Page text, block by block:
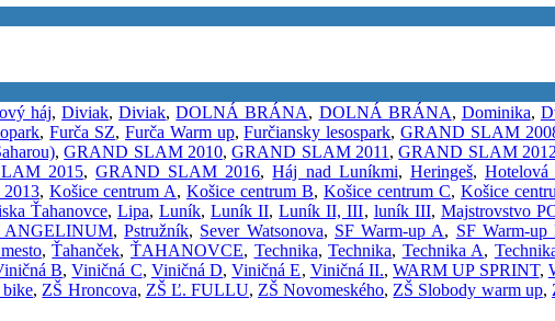
háj,Diviak,Diviak,DOLNÁ BRÁNA, DOLNÁ BRÁNA, Dominika,
,Furča SZ, Furča Warm up,Furčiansky lesospark,GRAND SLAM
,GRAND SLAM 2010,GRAND SLAM 2011,GRAND SLAM
2015,GRAND SLAM 2016,Háj nad Luníkmi, Heringeš, Hotelová
, Košice centrum A, Košice centrum B, Košice centrum C, Košice
Ťahanovce, Lipa, Luník,Luník II,Luník II, III, luník III, Majstrovstvo
ANGELINUM,Pstružník, Sever Watsonova, SF Warm-up A, SF Warm-up
,Ťahanček, ŤAHANOVCE, Technika,Technika, Technika A,
B,Viničná C, Viničná D,Viničná E, Viničná II.,WARM UP SPRINT,
,ZŠ Hroncova, ZŠ Ľ. FULLU,ZŠ Novomeského,ZŠ Slobody warm up,